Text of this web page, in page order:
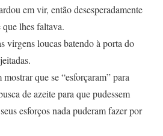
em vir, então desesperadamente
lhes faltava.
virgens loucas batendo à porta do
que se “esforçaram” para
de azeite para que pudessem
esforços nada puderam fazer por